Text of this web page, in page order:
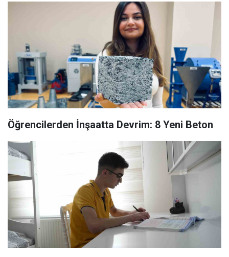
Öğrencilerden İnşaatta Devrim: 8 Yeni Beton